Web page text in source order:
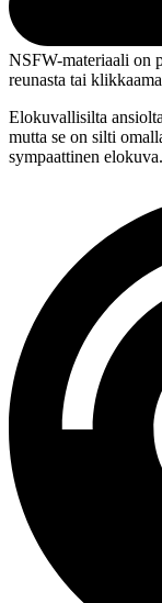
NSFW-materiaali on
reunasta tai
Elokuvallisilta
mutta se on silti
sympaattinen elokuva.